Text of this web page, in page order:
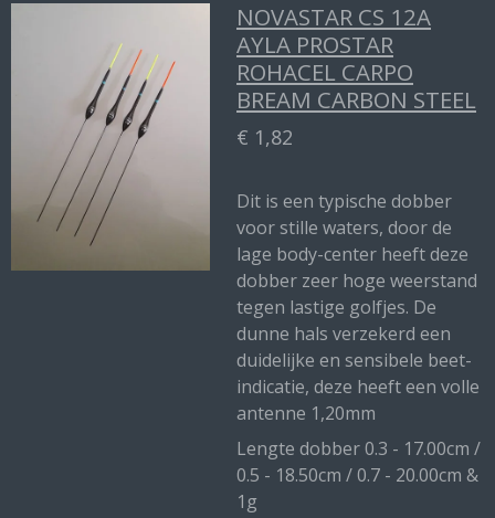
NOVASTAR CS 12A
AYLA PROSTAR
ROHACEL CARPO
BREAM CARBON STEEL
€ 1,82
Dit is een typische dobber
voor stille waters, door de
lage body-center heeft deze
dobber zeer hoge weerstand
tegen lastige golfjes. De
dunne hals verzekerd een
duidelijke en sensibele beet-
indicatie, deze heeft een volle
antenne 1,20mm
Lengte dobber 0.3 - 17.00cm /
0.5 - 18.50cm / 0.7 - 20.00cm &
1g